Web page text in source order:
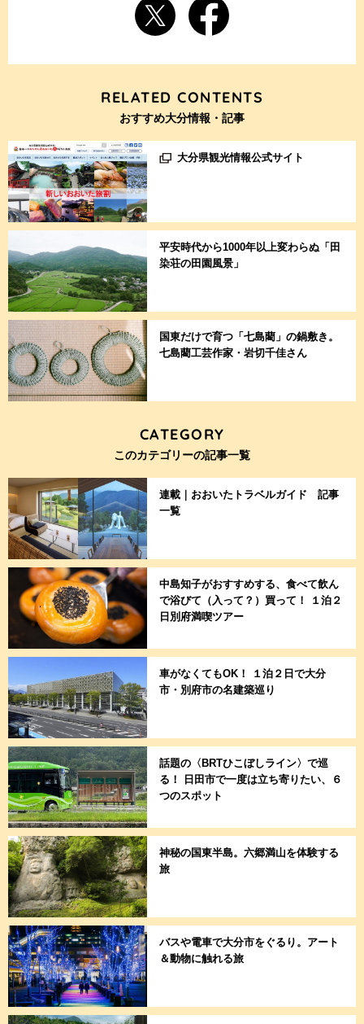
RELATED CONTENTS
おすすめ大分情報・記事
大分県観光情報公式サイト
平安時代から1000年以上変わらぬ「田
染荘の田園風景」
国東だけで育つ「七島藺」の鍋敷き。
七島藺工芸作家・岩切千佳さん
CATEGORY
このカテゴリーの記事一覧
連載｜おおいたトラベルガイド 記事
一覧
中島知子がおすすめする、食べて飲ん
で浴びて（入って？）買って！ １泊２
日別府満喫ツアー
車がなくてもOK！ １泊２日で大分
市・別府市の名建築巡り
話題の〈BRTひこぼしライン〉で巡
る！ 日田市で一度は立ち寄りたい、６
つのスポット
神秘の国東半島。六郷満山を体験する
旅
バスや電車で大分市をぐるり。アート
＆動物に触れる旅